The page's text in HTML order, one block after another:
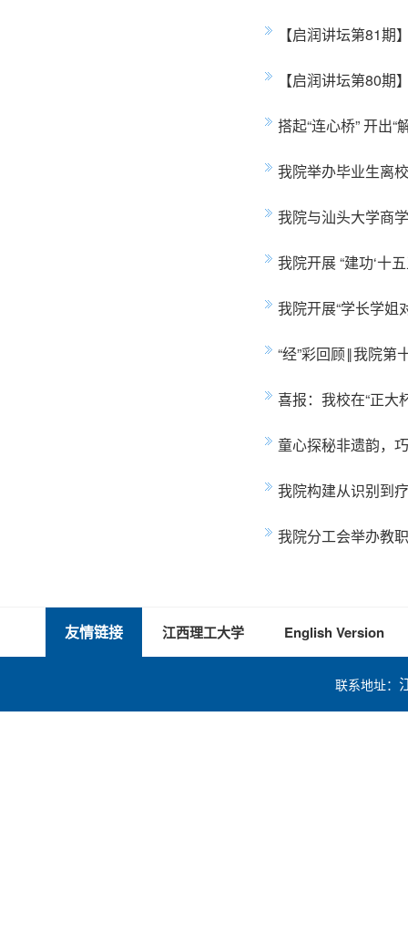
【启润讲坛第81期
【启润讲坛第80期
搭起“连心桥” 开出
我院举办毕业生离
我院与汕头大学商
我院开展 “建功‘十
我院开展“学长学
“经”彩回顾‖我院第
喜报：我校在“正大
童心探秘非遗韵，
我院构建从识别到
我院分工会举办教
友情链接 江西理工大学 English Version
联系地址：